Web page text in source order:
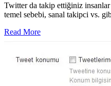
Twitter da takip ettiğiniz insanlar
temel sebebi, sanal takipci vs.
Read More